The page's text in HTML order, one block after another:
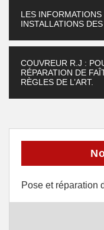
LES
INSTALLATIONS
COUVREUR R.J :
RÉPARATION DE
RÈGLES DE L’ART.
Pose et réparation